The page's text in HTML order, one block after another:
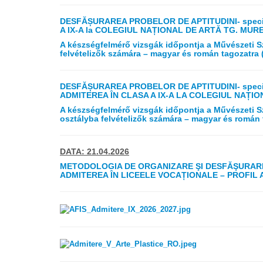
DESFĂȘURAREA PROBELOR DE APTITUDINI-
A IX-A la COLEGIUL NAȚIONAL DE ARTĂ TG.
A készségfelmérő vizsgák időpontja a Művészeti
felvételizők számára – magyar és román tagozatra
DESFĂȘURAREA PROBELOR DE APTITUDINI-
ADMITEREA ÎN CLASA A IX-A LA COLEGIUL
A készségfelmérő vizsgák időpontja a Művészeti
osztályba felvételizők számára – magyar és román
DATA: 21.04.2026
METODOLOGIA DE ORGANIZARE ŞI
ADMITEREA ÎN LICEELE VOCAȚIONALE – PROFIL